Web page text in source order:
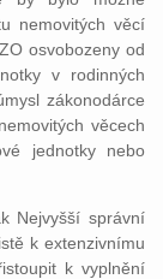
nemovitých věcí
osvobozeny od
v rodinných
zákonodárce
věcech
jednotky nebo
Nejvyšší správní
k extenzivnímu
k vyplnění